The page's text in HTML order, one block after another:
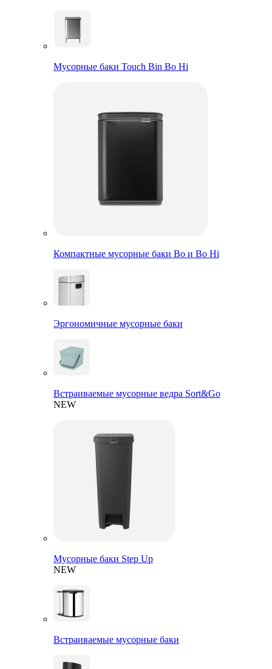
Мусорные баки Touch Bin Bo Hi
Компактные мусорные баки Bo и Bo Hi
Эргономичные мусорные баки
Встраиваемые мусорные ведра Sort&Go
NEW
Мусорные баки Step Up
NEW
Встраиваемые мусорные баки